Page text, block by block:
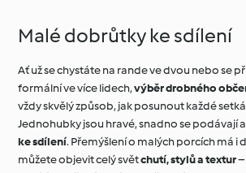
Malé dobrůtky ke sdílení
Ať už se chystáte na rande ve dvou nebo se
formální ve více lidech,výběr drobného
vždy skvělý způsob, jak posunout každé
Jednohubky jsou hravé, snadno se podávají
ke sdílení. Přemýšlení o malých porcích má i
můžete objevit celý světchutí, stylů a textur